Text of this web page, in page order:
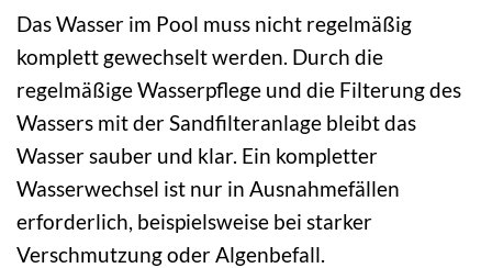
Das Wasser im Pool muss nicht regelmäßig
komplett gewechselt werden. Durch die
regelmäßige Wasserpflege und die Filterung des
Wassers mit der Sandfilteranlage bleibt das
Wasser sauber und klar. Ein kompletter
Wasserwechsel ist nur in Ausnahmefällen
erforderlich, beispielsweise bei starker
Verschmutzung oder Algenbefall.